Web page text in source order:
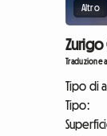
Altro
Zurigo
Traduzione
Tipo di
Tipo: